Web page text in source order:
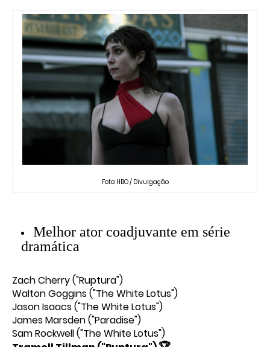
Foto: HBO / Divulgação
Melhor ator coadjuvante em série
dramática
Zach Cherry ("Ruptura")
Walton Goggins ("The White Lotus")
Jason Isaacs ("The White Lotus")
James Marsden ("Paradise")
Sam Rockwell ("The White Lotus")